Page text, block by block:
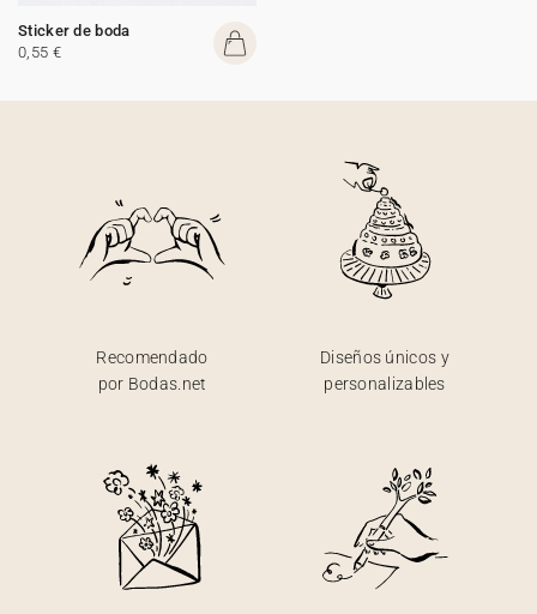
Sticker de boda
0,55 €
Recomendado
por Bodas.net
Diseños únicos y
personalizables